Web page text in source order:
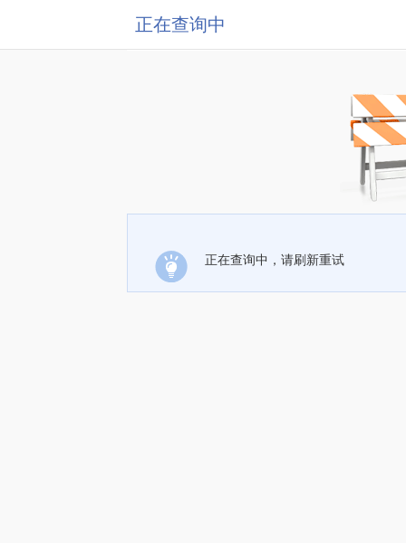
正在查询中
正在查询中，请刷新重试